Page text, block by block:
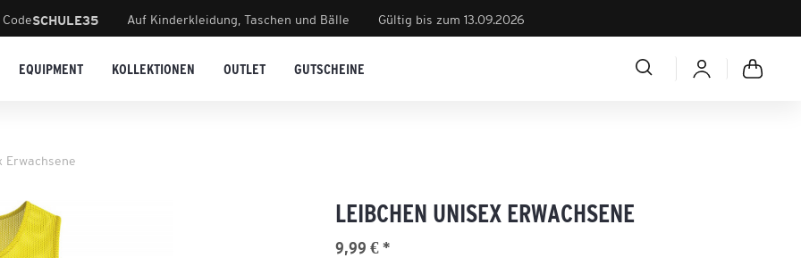
SCHULE35 Auf Kinderkleidung, Taschen und Bälle Gültig bis zum 13.09.2026
EQUIPMENT KOLLEKTIONEN OUTLET GUTSCHEINE
Erwachsene
LEIBCHEN UNISEX ERWACHSENE
9,99 € *